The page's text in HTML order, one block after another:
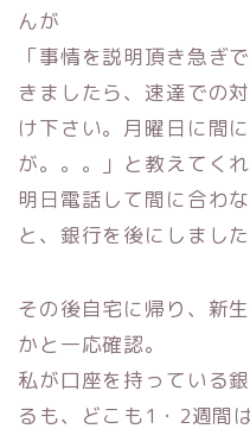
んが
「事情を説明頂き急ぎ
きましたら、 速達での
け下さい。 月曜日に間
が。。。」と教えてくれ
明日電話して間に合わ
と、 銀行を後にしました
その後自宅に帰り、新
かと一応確認。
私が口座を持っている
るも、
どこも1・2週間